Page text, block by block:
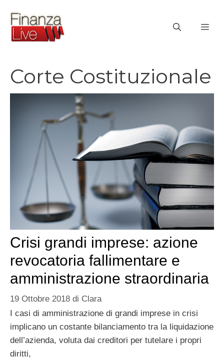
contenuto
Corte Costituzionale
Crisi grandi imprese: azione
revocatoria fallimentare e
amministrazione straordinaria
19 Ottobre 2018 di Clara
I casi di amministrazione di grandi imprese in crisi
implicano un costante bilanciamento tra la liquidazione
dell’azienda, voluta dai creditori per tutelare i propri
diritti,